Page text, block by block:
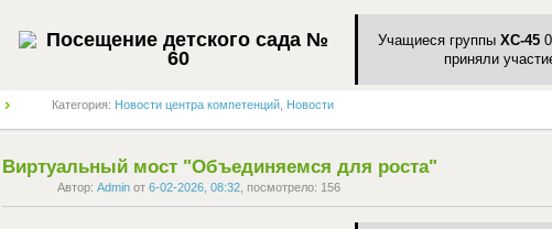
Учащиеся группы ХС-45
приняли
Категория: Новости центра компетенций Новости
Виртуальный мост "Объединяемся для роста"
Автор: Admin от 6-02-2026, 08:32 , посмотрело: 156